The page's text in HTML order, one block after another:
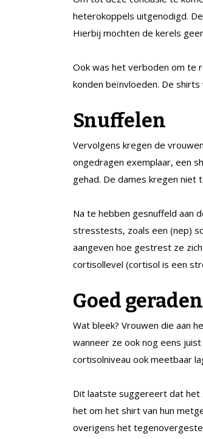
heterokoppels uitgenodigd.
Hierbij mochten de kerels
Ook was het verboden om te
konden beïnvloeden. De
Snuffelen
Vervolgens kregen de
ongedragen exemplaar, een
gehad. De dames kregen niet
Na te hebben gesnuffeld aan
stresstests, zoals een (nep)
aangeven hoe gestrest ze
cortisollevel (cortisol is een
Goed geraden
Wat bleek? Vrouwen die aan
wanneer ze ook nog eens
cortisolniveau ook meetbaar
Dit laatste suggereert dat
het om het shirt van hun
overigens het